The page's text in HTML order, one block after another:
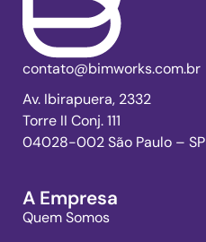
contato@bimworks.com.br
Av. Ibirapuera, 2332
Torre II Conj. 111
04028-002 São Paulo – SP
A Empresa
Quem Somos